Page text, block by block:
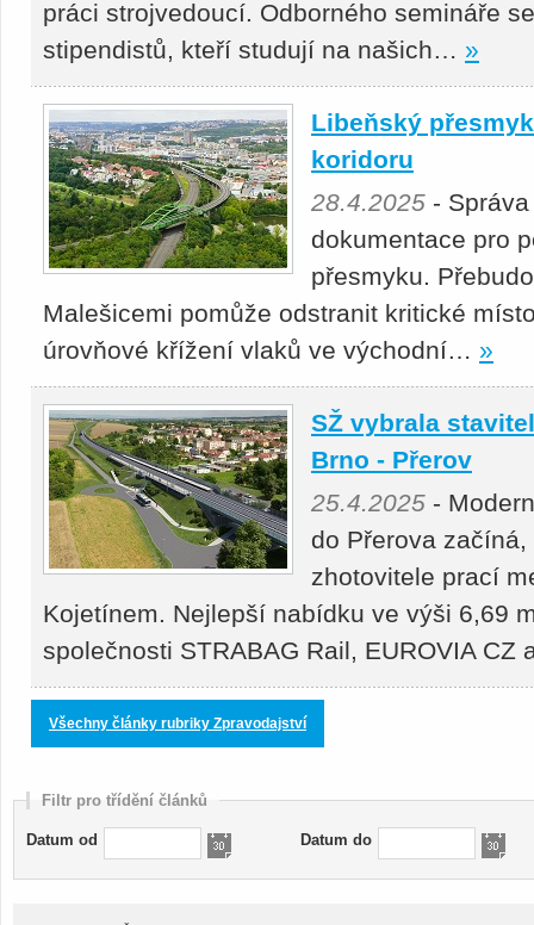
práci strojvedoucí. Odborného semináře
stipendistů, kteří studují na našich… »
Libeňský
koridoru
28.4.2025 -
dokumentace pro
přesmyku.
Malešicemi pomůže odstranit kritické
úrovňové křížení vlaků ve východní… »
SŽ vybrala
Brno - Přerov
25.4.2025 -
do Přerova
zhotovitele prací
Kojetínem. Nejlepší nabídku ve výši 6,69
společnosti STRABAG Rail, EUROVIA
Všechny články rubriky Zpravodajství
Filtr pro třídění článků
Datum od Datum do